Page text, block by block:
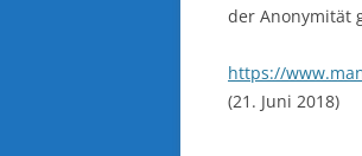
der Anonymität
https://
(21. Juni 2018)